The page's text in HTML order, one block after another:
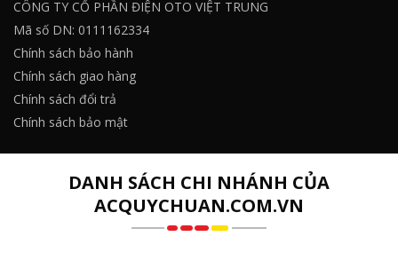
CÔNG TY CỔ PHẦN ĐIỆN OTO VIỆT TRUNG
Mã số DN: 0111162334
Chính sách bảo hành
Chính sách giao hàng
Chính sách đổi trả
Chính sách bảo mật
DANH SÁCH CHI NHÁNH CỦA
ACQUYCHUAN.COM.VN